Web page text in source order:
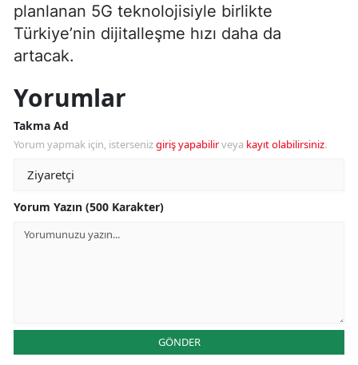
planlanan 5G teknolojisiyle birlikte
Türkiye’nin dijitalleşme hızı daha da
artacak.
Yorumlar
Takma Ad
Yorum yapmak için, istersenizgiriş yapabilirveya kayıt olabilirsiniz.
Yorum Yazın (500 Karakter)
GÖNDER